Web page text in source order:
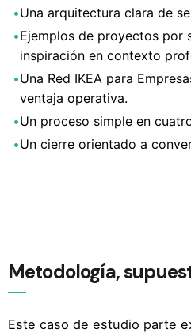
•Una arquitectura clara de
•Ejemplos de proyectos por
inspiración en contexto
•Una Red IKEA para
ventaja operativa.
•Un proceso simple en
•Un cierre orientado a
Metodología,
Este caso de estudio parte